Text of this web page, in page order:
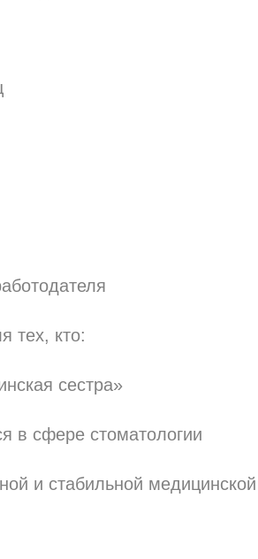
тех, кто:
сестра»
в сфере стоматологии
и стабильной медицинской